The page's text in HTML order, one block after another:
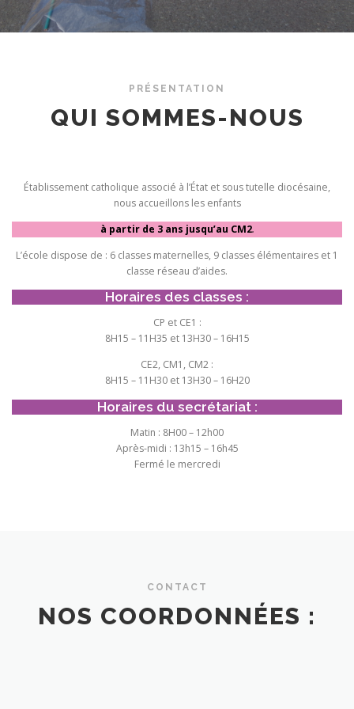
PRÉSENTATION
QUI SOMMES-NOUS
Établissement catholique associé à l’État et sous tutelle diocésaine,
nous accueillons les enfants
à partir de 3 ans jusqu’au CM2.
L’école dispose de : 6 classes maternelles, 9 classes élémentaires et 1
classe réseau d’aides.
Horaires des classes :
CP et CE1 :
8H15 – 11H35 et 13H30 – 16H15
CE2, CM1, CM2 :
8H15 – 11H30 et 13H30 – 16H20
Horaires du secrétariat :
Matin : 8H00 – 12h00
Après-midi : 13h15 – 16h45
Fermé le mercredi
CONTACT
NOS COORDONNÉES :